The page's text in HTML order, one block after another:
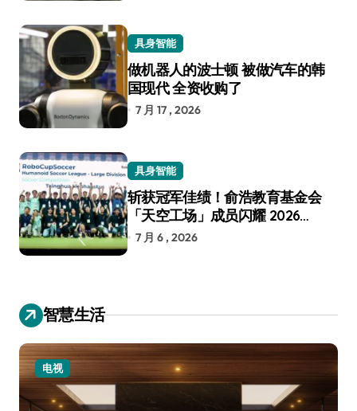
具身智能
做机器人的波士顿 被做汽车的韩
国现代 全资收购了
7 月 17 , 2026
具身智能
斩获冠军佳绩！俞浩教育基金会
「天空工场」成员闪耀 2026
RoboCup 机器人世界杯
7 月 6 , 2026
智慧生活
电视